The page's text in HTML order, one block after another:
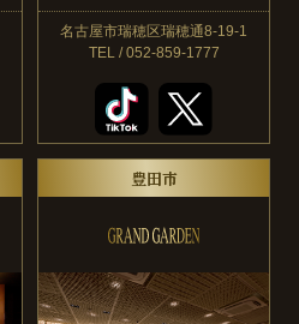
名古屋市瑞穂区瑞穂通8-19-1
TEL / 052-859-1777
豊田市